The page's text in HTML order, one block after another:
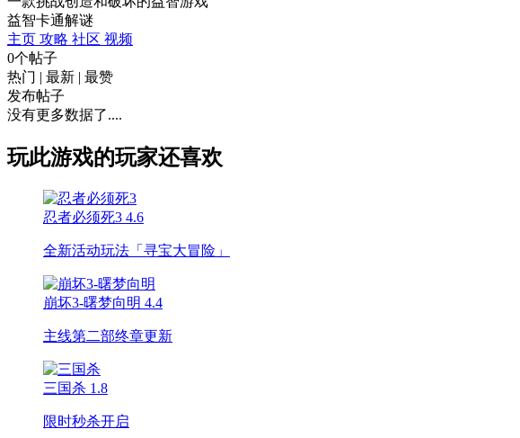
益智卡通解谜
主页 攻略 社区 视频
0个帖子
热门 | 最新 | 最赞
发布帖子
没有更多数据了....
玩此游戏的玩家还喜欢
忍者必须死3 4.6
全新活动玩法「寻宝大冒险」
崩坏3-曙梦向明 4.4
主线第二部终章更新
三国杀 1.8
限时秒杀开启